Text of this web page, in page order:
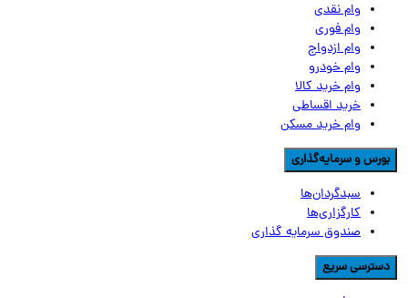
وام نقدی
وام فوری
وام ازدواج
وام خودرو
وام خرید کالا
خرید اقساطی
وام خرید مسکن
و سرمایه‌گذاری
سبدگردان‌ها
کارگزاری‌ها
صندوق سرمایه گذاری
سریع